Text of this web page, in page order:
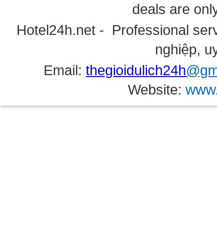
deals are
Hotel24h.net - Professional
nghiệp,
Email: thegioidulich24h
Website: